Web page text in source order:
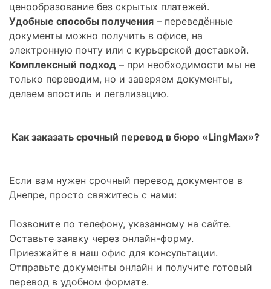
ценообразование без скрытых платежей.
Удобные способы получения – переведённые
документы можно получить в офисе, на
электронную почту или с курьерской доставкой.
Комплексный подход – при необходимости мы не
только переводим, но и заверяем документы,
делаем апостиль и легализацию.
Как заказать срочный перевод в бюро «LingMax»?
Если вам нужен срочный перевод документов в
Днепре, просто свяжитесь с нами:
Позвоните по телефону, указанному на сайте.
Оставьте заявку через онлайн-форму.
Приезжайте в наш офис для консультации.
Отправьте документы онлайн и получите готовый
перевод в удобном формате.